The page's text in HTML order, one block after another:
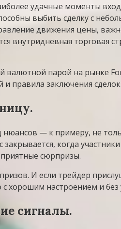
удачные моменты
выбить сделку с
движения цены,
внутридневная торговая
валютной парой на рынке
правила заключения сделок.
— к примеру, не
когда
сюрпризы.
И если трейдер
хорошим настроением и без
сигналы.